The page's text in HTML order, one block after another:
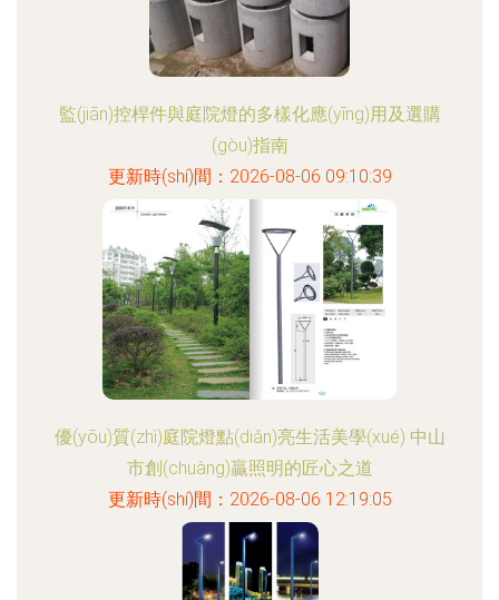
監(jiān)控桿件與庭院燈的多樣化應(yīng)用及選購
(gòu)指南
更新時(shí)間：2026-08-06 09:10:39
優(yōu)質(zhì)庭院燈點(diǎn)亮生活美學(xué) 中山
市創(chuàng)贏照明的匠心之道
更新時(shí)間：2026-08-06 12:19:05